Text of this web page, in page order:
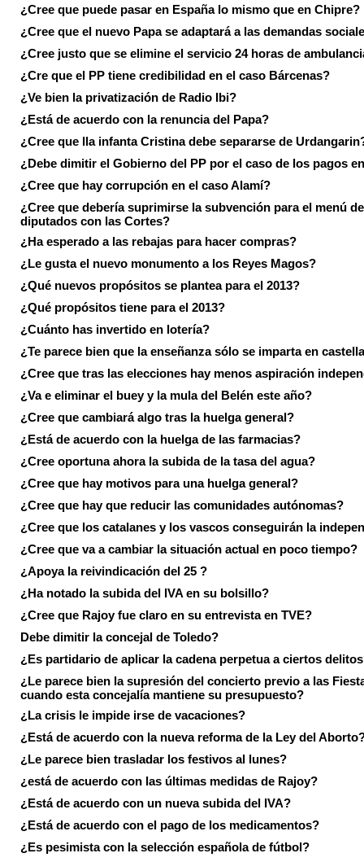
¿Cree que puede pasar en España lo mismo que en Chipre?
¿Cree que el nuevo Papa se adaptará a las demandas
¿Cree justo que se elimine el servicio 24 horas de
¿Cre que el PP tiene credibilidad en el caso Bárcenas?
¿Ve bien la privatización de Radio Ibi?
¿Está de acuerdo con la renuncia del Papa?
¿Cree que lla infanta Cristina debe separarse de
¿Debe dimitir el Gobierno del PP por el caso de los pagos
¿Cree que hay corrupción en el caso Alamí?
¿Cree que debería suprimirse la subvención para el menú
diputados con las Cortes?
¿Ha esperado a las rebajas para hacer compras?
¿Le gusta el nuevo monumento a los Reyes Magos?
¿Qué nuevos propósitos se plantea para el 2013?
¿Qué propósitos tiene para el 2013?
¿Cuánto has invertido en lotería?
¿Te parece bien que la enseñanza sólo se imparta en
¿Cree que tras las elecciones hay menos aspiración
¿Va e eliminar el buey y la mula del Belén este año?
¿Cree que cambiará algo tras la huelga general?
¿Está de acuerdo con la huelga de las farmacias?
¿Cree oportuna ahora la subida de la tasa del agua?
¿Cree que hay motivos para una huelga general?
¿Cree que hay que reducir las comunidades autónomas?
¿Cree que los catalanes y los vascos conseguirán la
¿Cree que va a cambiar la situación actual en poco tiempo?
¿Apoya la reivindicación del 25 ?
¿Ha notado la subida del IVA en su bolsillo?
¿Cree que Rajoy fue claro en su entrevista en TVE?
Debe dimitir la concejal de Toledo?
¿Es partidario de aplicar la cadena perpetua a ciertos
¿Le parece bien la supresión del concierto previo a las
cuando esta concejalía mantiene su presupuesto?
¿La crisis le impide irse de vacaciones?
¿Está de acuerdo con la nueva reforma de la Ley del
¿Le parece bien trasladar los festivos al lunes?
¿está de acuerdo con las últimas medidas de Rajoy?
¿Está de acuerdo con un nueva subida del IVA?
¿Está de acuerdo con el pago de los medicamentos?
¿Es pesimista con la selección española de fútbol?